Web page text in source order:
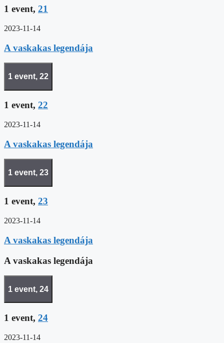
1 event, 21
2023-11-14
A vaskakas legendája
1 event, 22
1 event, 22
2023-11-14
A vaskakas legendája
1 event, 23
1 event, 23
2023-11-14
A vaskakas legendája
A vaskakas legendája
1 event, 24
1 event, 24
2023-11-14